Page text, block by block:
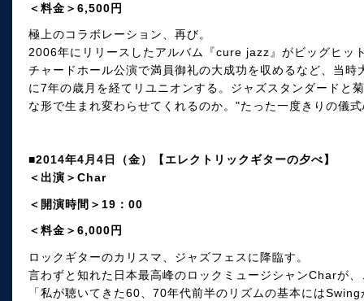
＜料金＞6,500円
極上のコラボレーション、再び。
2006年にリリースしたアルバム『cure jazz』がビッグヒッ
チャードホール公演で満員御礼の大成功を収めるなど、当
に7年の歳月を経てリユニオンする。ジャズスタンダードと
な形で生まれ変わらせてくれるのか。"たった一度きりの儀
■2014年4月4日（金）【エレクトリックギターの夕べ】
＜出演＞Char
＜開演時間＞19：00
＜料金＞6,000円
ロックギターのカリスマ、ジャズフェスに降臨す。
言わずと知れた日本最高峰のロックミュージシャンCharが
「私が聴いてきた60、70年代前半のリズムの基本には